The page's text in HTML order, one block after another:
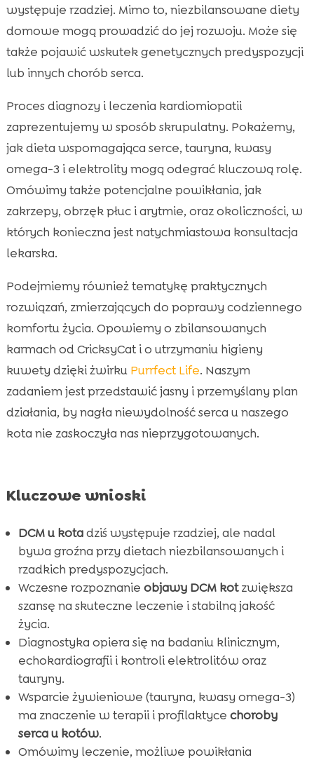
mokra karma z łososiem i pstrągiem
 Higiena i komfort w domu: żwirek Purrfect
Life dla kotów z chorobami serca
 Powikłania DCM: zakrzepy, obrzęk płuc,
 Rokowanie i długość życia kotów z DCM
 Profilaktyka: jak zmniejszyć ryzyko DCM u
naszego kota
 Kiedy iść do weterynarza: czerwone flagi,
których nie ignorujemy
 Wniosek
 FAQ
występuje rzadziej. Mimo to, niezbilansowane diety
domowe mogą prowadzić do jej rozwoju. Może się
także pojawić wskutek genetycznych predyspozycji
lub innych chorób serca.
Proces diagnozy i leczenia kardiomiopatii
zaprezentujemy w sposób skrupulatny. Pokażemy,
jak dieta wspomagająca serce, tauryna, kwasy
omega-3 i elektrolity mogą odegrać kluczową rolę.
Omówimy także potencjalne powikłania, jak
zakrzepy, obrzęk płuc i arytmie, oraz okoliczności, w
których konieczna jest natychmiastowa konsultacja
lekarska.
Podejmiemy również tematykę praktycznych
rozwiązań, zmierzających do poprawy codziennego
komfortu życia. Opowiemy o zbilansowanych
karmach od CricksyCat i o utrzymaniu higieny
kuwety dzięki żwirku Purrfect Life. Naszym
zadaniem jest przedstawić jasny i przemyślany plan
działania, by nagła niewydolność serca u naszego
kota nie zaskoczyła nas nieprzygotowanych.
Kluczowe wnioski
DCM u kotadziś występuje rzadziej, ale nadal
bywa groźna przy dietach niezbilansowanych i
rzadkich predyspozycjach.
Wczesne rozpoznanie objawy DCM kotzwiększa
szansę na skuteczne leczenie i stabilną jakość
życia.
Diagnostyka opiera się na badaniu klinicznym,
echokardiografii i kontroli elektrolitów oraz
tauryny.
Wsparcie żywieniowe (tauryna, kwasy omega-3)
ma znaczenie w terapii i profilaktyce choroby
serca u kotów.
Omówimy leczenie, możliwe powikłania